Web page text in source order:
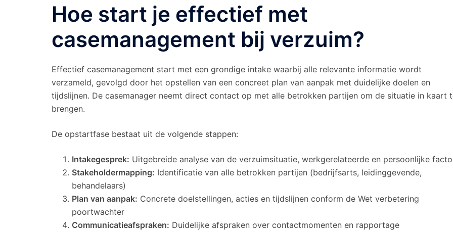
Hoe start je effectief met
casemanagement bij verzuim?
Effectief casemanagement start met een grondige intake waarbij alle relevante informatie wordt
verzameld, gevolgd door het opstellen van een concreet plan van aanpak met duidelijke doelen en
tijdslijnen. De casemanager neemt direct contact op met alle betrokken partijen om de situatie in kaart
brengen.
De opstartfase bestaat uit de volgende stappen:
Intakegesprek: Uitgebreide analyse van de verzuimsituatie, werkgerelateerde en persoonlijke
Stakeholdermapping: Identificatie van alle betrokken partijen (bedrijfsarts, leidinggevende,
behandelaars)
Plan van aanpak: Concrete doelstellingen, acties en tijdslijnen conform de Wet verbetering
poortwachter
Communicatieafspraken: Duidelijke afspraken over contactmomenten en rapportage